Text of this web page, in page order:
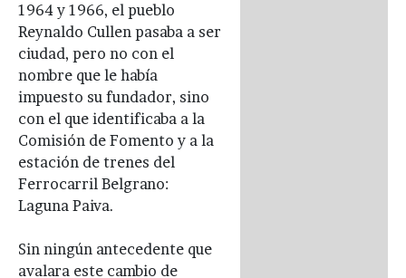
1964 y 1966, el pueblo
Reynaldo Cullen pasaba a ser
ciudad, pero no con el
nombre que le había
impuesto su fundador, sino
con el que identificaba a la
Comisión de Fomento y a la
estación de trenes del
Ferrocarril Belgrano:
Laguna Paiva.
Sin ningún antecedente que
avalara este cambio de